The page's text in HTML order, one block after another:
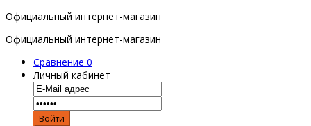
Официальный интернет-магазин
Официальный интернет-магазин
Сравнение 0
Личный кабинет